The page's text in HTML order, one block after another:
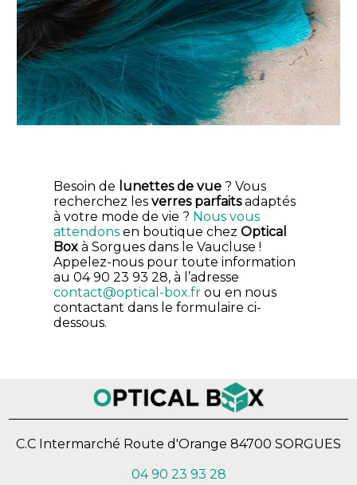
Besoin de lunettes de vue ? Vous
recherchez lesverres parfaitsadaptés
à votre mode de vie ? Nous vous
attendons en boutique chezOptical
Box à Sorgues dans le Vaucluse !
Appelez-nous pour toute information
au 04 90 23 93 28, à l’adresse
contact@optical-box.fr ou en nous
contactant dans le formulaire ci-
dessous.
C.C Intermarché Route d'Orange 84700 SORGUES
04 90 23 93 28